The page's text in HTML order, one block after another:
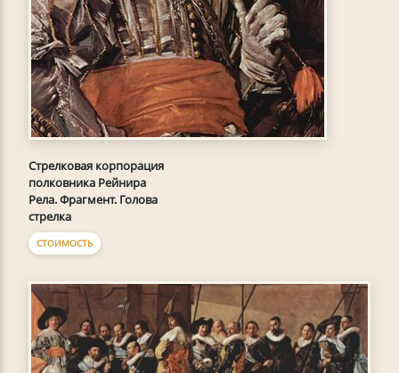
Стрелковая корпорация
полковника Рейнира
Рела. Фрагмент. Голова
стрелка
СТОИМОСТЬ